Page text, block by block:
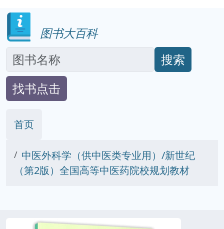
图书大百科
搜索
找书点击
首页
中医外科学（供中医类专业用）/新世纪
（第2版）全国高等中医药院校规划教材